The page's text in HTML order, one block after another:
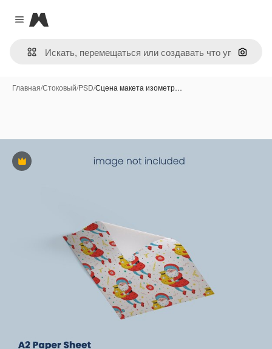
Close menu
Magnific
Поиск
Главная/Стоковый/PSD/Сцена макета изометр…
Премиум